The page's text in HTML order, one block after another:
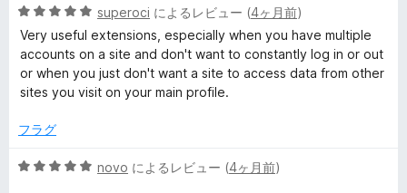
の
評
5
段
階
中
5
評
superoci によるレビュー (4ヶ月前)
Very useful extensions, especially when you have multiple
accounts on a site and don't want to constantly log in or out
or when you just don't want a site to access data from other
sites you visit on your main profile.
フラグ
5
novo によるレビュー (4ヶ月前)